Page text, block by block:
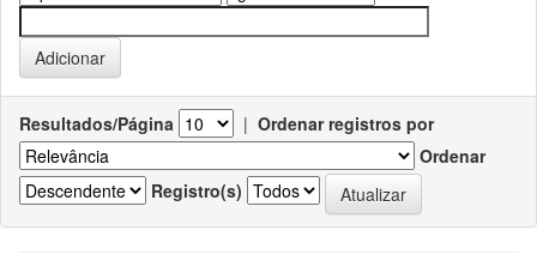
Resultados/Página | Ordenar registros por
Ordenar
Registro(s)